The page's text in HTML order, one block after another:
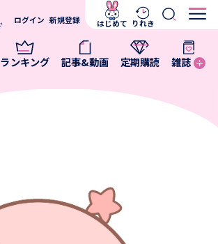
ランキング 記事&動画 定期購読 雑誌
ログイン 新規登録 はじめて りれき